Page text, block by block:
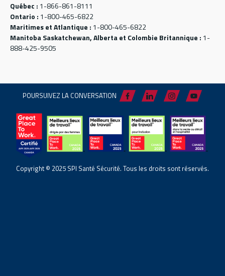
Québec : 1-866-861-8111
Ontario : 1-800-465-6822
Maritimes et Atlantique : 1-800-465-6822
Manitoba Saskatchewan, Alberta et Colombie Britannique : 1-
888-425-9505
POURSUIVEZ LA CONVERSATION
Copyright © 2025 SPI Santé Sécurité. Tous les droits sont réservés.